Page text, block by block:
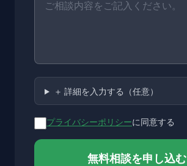
＋ 詳細を入力する（任意）
プライバシーポリシーに同意する
無料相談を申し込む